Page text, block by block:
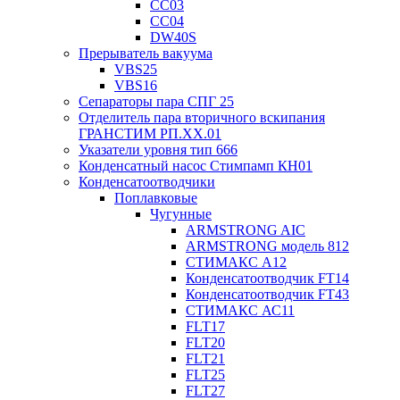
СС03
СС04
DW40S
Прерыватель вакуума
VBS25
VBS16
Сепараторы пара СПГ 25
Отделитель пара вторичного вскипания
ГРАНСТИМ РП.XX.01
Указатели уровня тип 666
Конденсатный насос Стимпамп КН01
Конденсатоотводчики
Поплавковые
Чугунные
ARMSTRONG AIC
ARMSTRONG модель 812
СТИМАКС А12
Конденсатоотводчик FT14
Конденсатоотводчик FT43
СТИМАКС АС11
FLT17
FLT20
FLT21
FLT25
FLT27